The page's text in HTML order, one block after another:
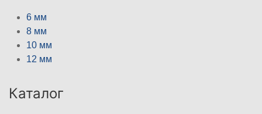
6 мм
8 мм
10 мм
12 мм
Каталог